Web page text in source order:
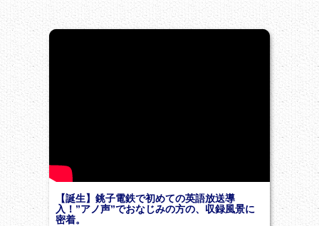
【誕生】銚子電鉄で初めての英語放送導
入！”アノ声”でおなじみの方の、収録風景に
密着。